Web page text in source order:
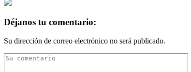
Déjanos tu comentario:
Su dirección de correo electrónico no será publicado.